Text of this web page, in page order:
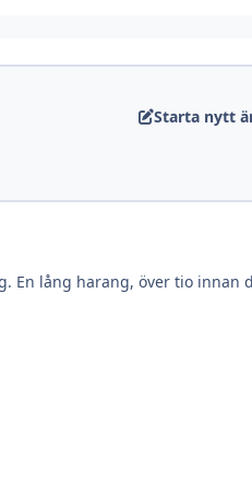
Starta nytt
En lång harang, över tio innan